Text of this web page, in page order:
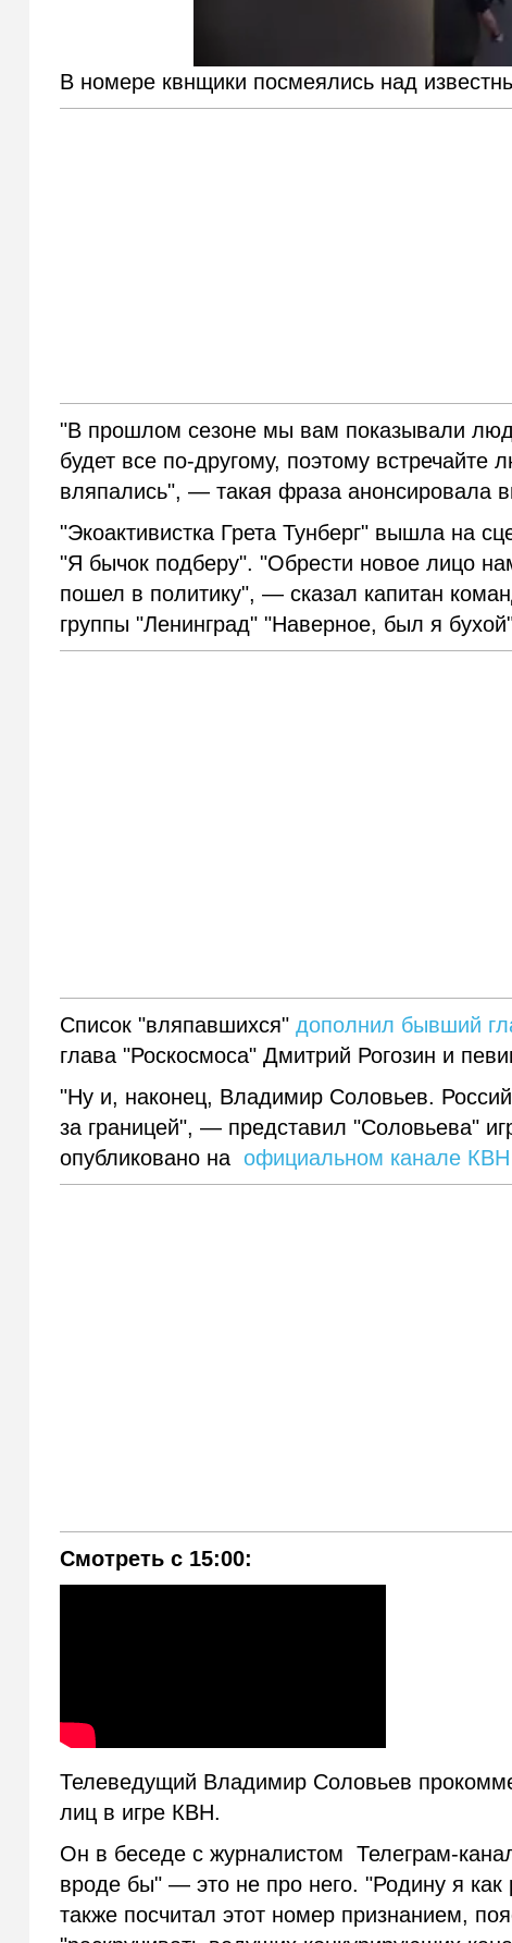
В номере квнщики посмеялись над
"В прошлом сезоне мы вам показывали
будет все по-другому, поэтому
вляпались", — такая фраза анонсировала
"Экоактивистка Грета Тунберг" вышла на
"Я бычок подберу". "Обрести новое лицо
пошел в политику", — сказал капитан
группы "Ленинград" "Наверное, был я
Список "вляпавшихся"дополнил бывший
глава "Роскосмоса" Дмитрий Рогозин и
"Ну и, наконец, Владимир Соловьев.
за границей", — представил "Соловьева"
опубликовано наофициальном канале КВН
Смотреть с 15:00:
Телеведущий Владимир Соловьев
лиц в игре КВН.
Он в беседе с журналистом Телеграм-
вроде бы" — это не про него. "Родину я
также посчитал этот номер признанием,